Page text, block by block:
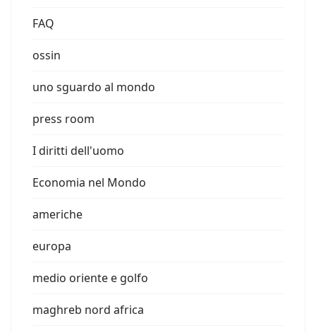
FAQ
ossin
uno sguardo al mondo
press room
I diritti dell'uomo
Economia nel Mondo
americhe
europa
medio oriente e golfo
maghreb nord africa